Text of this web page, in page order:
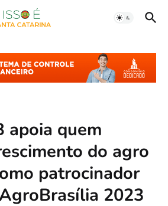
apoia quem
do agro
patrocinador
2023